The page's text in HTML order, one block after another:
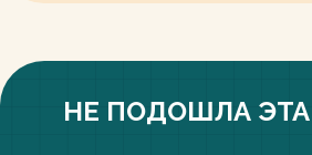
НЕ ПОДОШЛА ЭТА